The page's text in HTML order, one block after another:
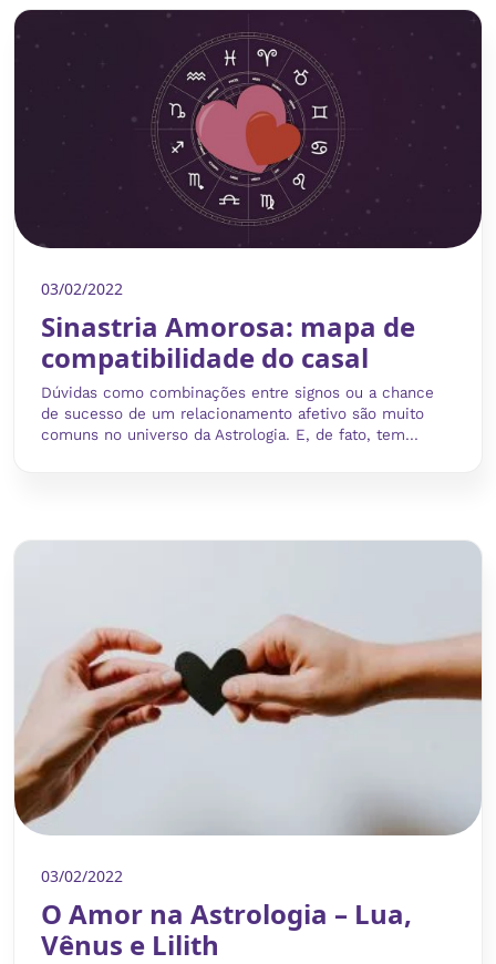
03/02/2022
Sinastria Amorosa: mapa de
compatibilidade do casal
Dúvidas como combinações entre signos ou a chance
de sucesso de um relacionamento afetivo são muito
comuns no universo da Astrologia. E, de fato, tem...
03/02/2022
O Amor na Astrologia – Lua,
Vênus e Lilith